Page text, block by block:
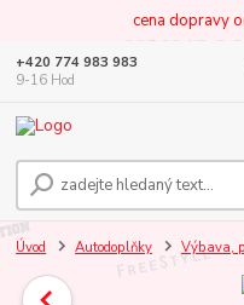
cena dopravy
+420 774 983 983
9-16 Hod
Úvod Autodoplňky Výbava,